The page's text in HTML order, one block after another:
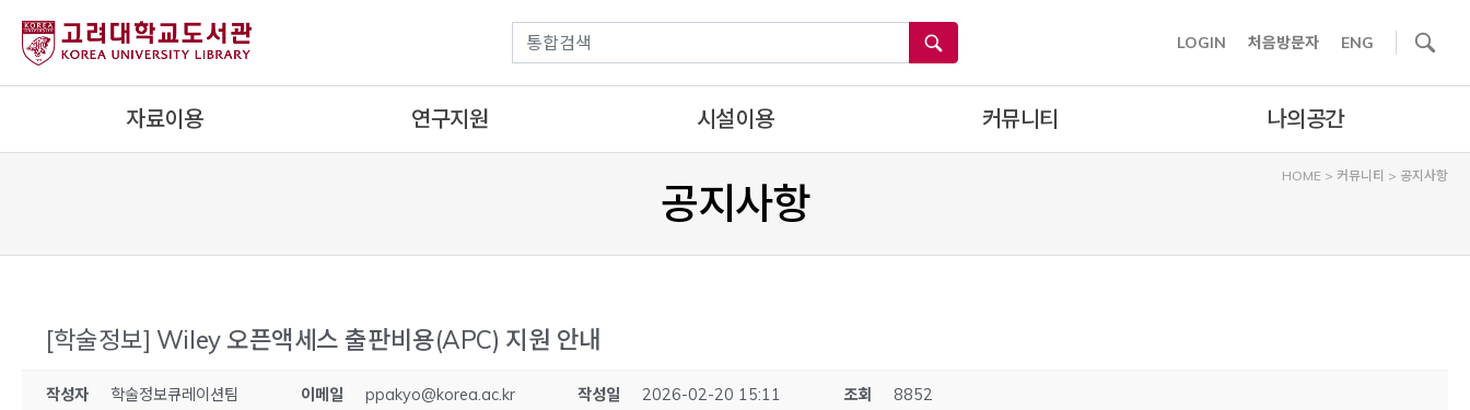
로
통합검색 LOGIN 처음방문자 ENG
자료이용 연구지원 시설이용 커뮤니티 나의공간
HOME > 커뮤니티 > 공지사항
공지사항
[학술정보] Wiley 오픈액세스 출판비용(APC) 지원 안내
작성자 학술정보큐레이션팀 이메일 ppakyo@korea.ac.kr 작성일 2026-02-20 15:11 조회 8852